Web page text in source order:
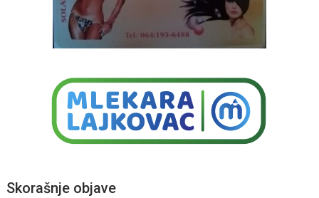
Skorašnje objave